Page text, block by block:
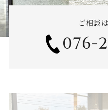
ご相談
076-